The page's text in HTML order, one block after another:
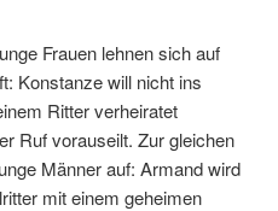
Frauen lehnen sich auf
Konstanze will nicht ins
Ritter verheiratet
Ruf vorauseilt. Zur gleichen
Männer auf: Armand wird
mit einem geheimen